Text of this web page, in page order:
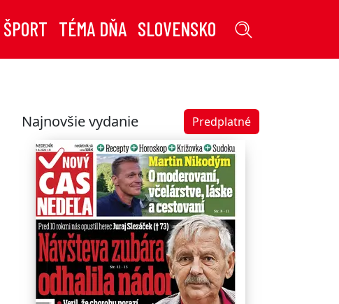
ŠPORT TÉMA DŇA SLOVENSKO
Najnovšie vydanie Predplatné